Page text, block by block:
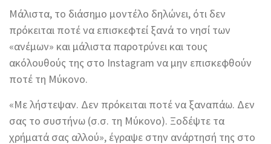
Μάλιστα, το διάσημο μοντέλο δηλώνει, ότι δεν
πρόκειται ποτέ να επισκεφτεί ξανά το νησί των
«ανέμων» και μάλιστα παροτρύνει και τους
ακόλουθούς της στο Instagram να μην επισκεφθούν
ποτέ τη Μύκονο.
«Με λήστεψαν. Δεν πρόκειται ποτέ να ξαναπάω. Δεν
σας το συστήνω (σ.σ. τη Μύκονο). Ξοδέψτε τα
χρήματά σας αλλού», έγραψε στην ανάρτησή της στο